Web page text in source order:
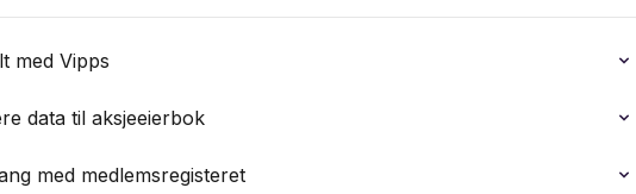
med Vipps
data til aksjeeierbok
med medlemsregisteret